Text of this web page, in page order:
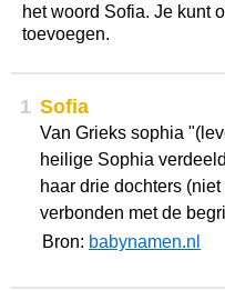
het woord Sofia. Je kunt
toevoegen.
1 Sofia
Van Grieks sophia
heilige Sophia
haar drie dochters
verbonden met de
Bron: babynamen.nl